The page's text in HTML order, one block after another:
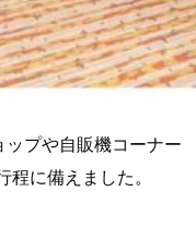
プや自販機コーナー
に備えました。